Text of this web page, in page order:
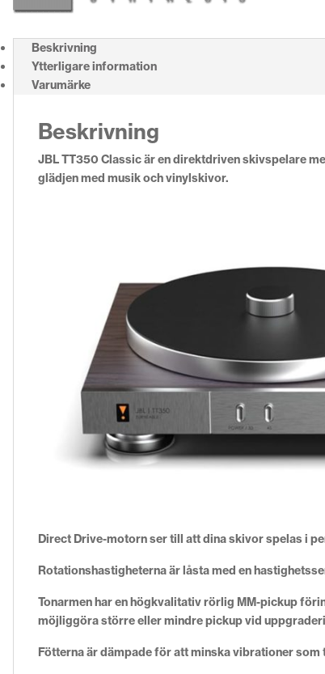
Beskrivning
Ytterligare information
Varumärke
Beskrivning
JBL TT350 Classic är en direktdriven skivspelare
glädjen med musik och vinylskivor.
Direct Drive-motorn ser till att dina skivor spelas i
Rotationshastigheterna är låsta med en
Tonarmen har en högkvalitativ rörlig MM-pickup
möjliggöra större eller mindre pickup vid
Fötterna är dämpade för att minska vibrationer